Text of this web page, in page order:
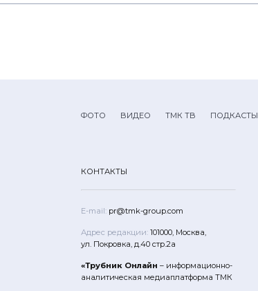
ФОТО ВИДЕО ТМК ТВ ПОДКАСТЫ
КОНТАКТЫ
E-mail: pr@tmk-group.com
Адрес редакции: 101000, Москва,
ул. Покровка, д.40 стр.2а
«Трубник Онлайн – информационно-
аналитическая медиаплатформа ТМК